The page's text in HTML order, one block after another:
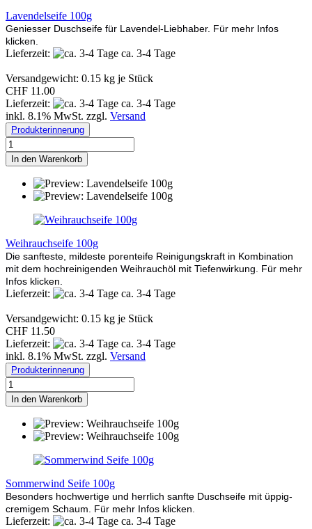
Lavendelseife 100g
Geniesser Duschseife für Lavendel-Liebhaber. Für mehr Infos
klicken.
Lieferzeit: ca. 3-4 Tage
Versandgewicht: 0.15 kg je Stück
CHF 11.00
Lieferzeit:
ca. 3-4 Tage
inkl. 8.1% MwSt. zzgl. Versand
Produkterinnerung
In den Warenkorb
Weihrauchseife 100g
Die sanfteste, mildeste porenteife Reinigungskraft in Kombination
mit dem hochreinigenden Weihrauchöl mit Tiefenwirkung. Für mehr
Infos klicken.
Lieferzeit: ca. 3-4 Tage
Versandgewicht: 0.15 kg je Stück
CHF 11.50
Lieferzeit:
ca. 3-4 Tage
inkl. 8.1% MwSt. zzgl. Versand
Produkterinnerung
In den Warenkorb
Sommerwind Seife 100g
Besonders hochwertige und herrlich sanfte Duschseife mit üppig-
cremigem Schaum. Für mehr Infos klicken.
Lieferzeit: ca. 3-4 Tage